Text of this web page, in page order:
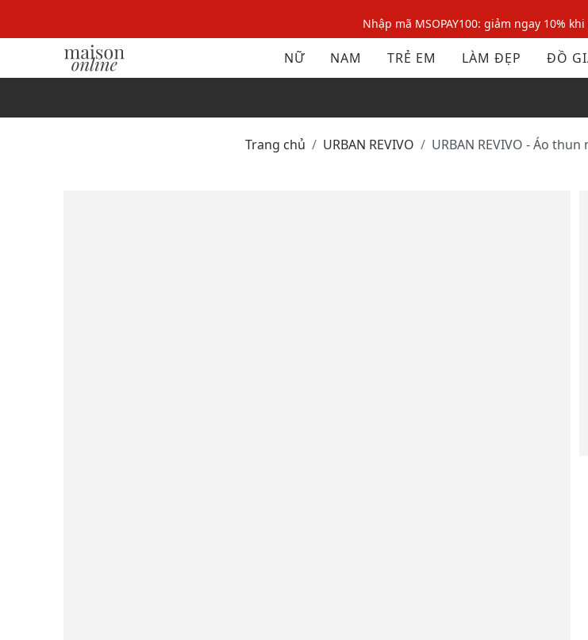
Nhập mã MSOPAY100: giảm ngay 10%
Nhập mã: MSOXINCHAO - Giảm 10% đơn
Nhập mã MSOPAY100: giảm ngay 10%
NỮ NAM TRẺ EM LÀM ĐẸP ĐỒ
Trang chủ URBAN REVIVO URBAN REVIVO - Áo